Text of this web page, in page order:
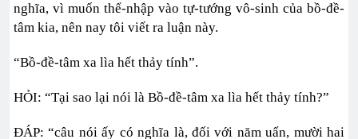
nghĩa, vì muốn thể-nhập vào tự-tướng vô-sinh của bồ-đề-
tâm kia, nên nay tôi viết ra luận này.
“Bồ-đề-tâm xa lìa hết thảy tính”.
HỎI: “Tại sao lại nói là Bồ-đề-tâm xa lìa hết thảy tính?”
ĐÁP: “câu nói ấy có nghĩa là, đối với năm uẩn, mười hai